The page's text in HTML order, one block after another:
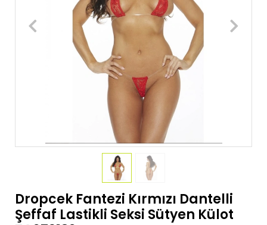
Dropcek Fantezi Kırmızı Dantelli
Şeffaf Lastikli Seksi Sütyen Külot